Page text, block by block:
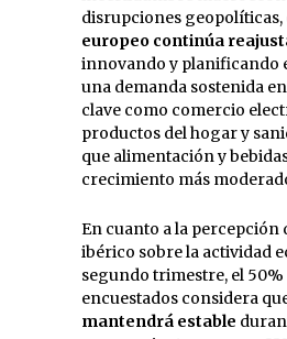
disrupciones geopolíticas,
europeo continúa
innovando y planificando
una demanda sostenida
clave como comercio
productos del hogar y
que alimentación y
crecimiento más
En cuanto a la percepción
ibérico sobre la actividad
segundo trimestre, el 50%
encuestados considera
mantendrá estable